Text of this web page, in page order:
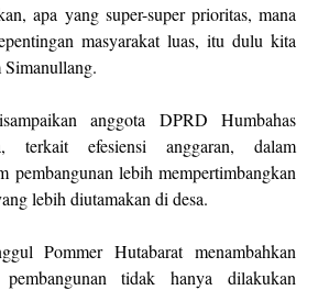
apa yang super-super prioritas, mana
masyarakat luas, itu dulu kita
Simanullang.
anggota DPRD Humbahas
terkait efesiensi anggaran, dalam
pembangunan lebih mempertimbangkan
lebih diutamakan di desa.
Pommer Hutabarat menambahkan
pembangunan tidak hanya dilakukan